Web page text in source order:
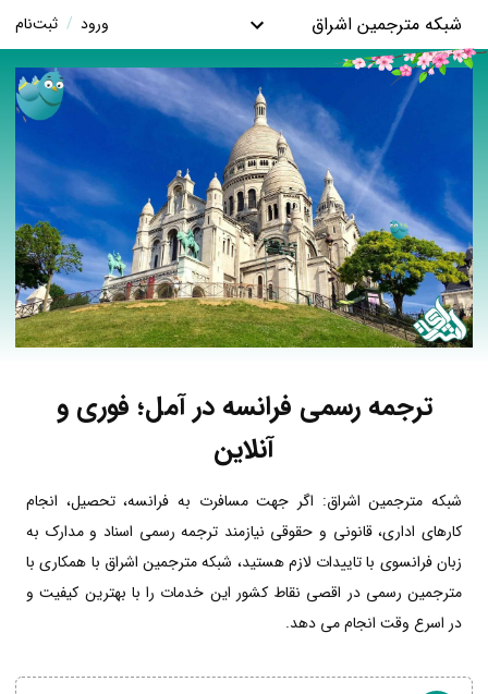
شبکه مترجمین اشراق ورود / ثبت‌نام
ترجمه رسمی فرانسه در آمل؛ فوری و
آنلاین
شبکه مترجمین اشراق: اگر جهت مسافرت به فرانسه، تحصیل، انجام
کارهای اداری، قانونی و حقوقی نیازمند ترجمه رسمی اسناد و مدارک به
زبان فرانسوی با تاییدات لازم هستید، شبکه مترجمین اشراق با همکاری با
مترجمین رسمی در اقصی نقاط کشور این خدمات را با بهترین کیفیت و
در اسرع وقت انجام می دهد.